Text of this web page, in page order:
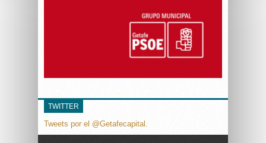
TWITTER
Tweets por el @Getafecapital.